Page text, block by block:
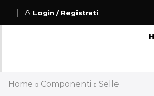
Login / Registrati
Home Componenti Selle